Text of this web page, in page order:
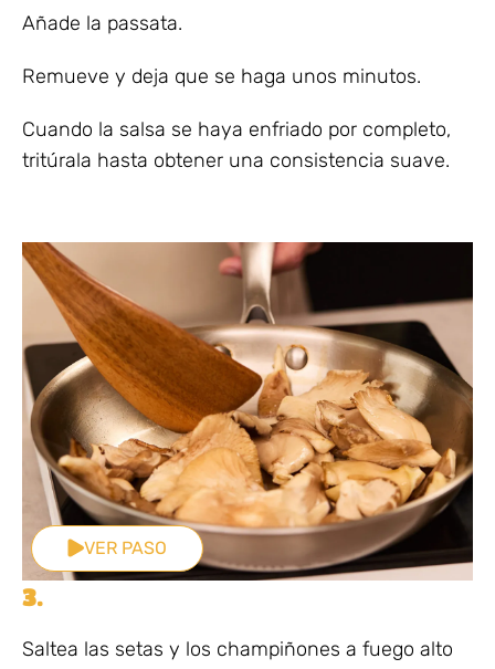
Añade la passata.
Remueve y deja que se haga unos minutos.
Cuando la salsa se haya enfriado por completo,
tritúrala hasta obtener una consistencia suave.
VER PASO
3.
Saltea las setas y los champiñones a fuego alto